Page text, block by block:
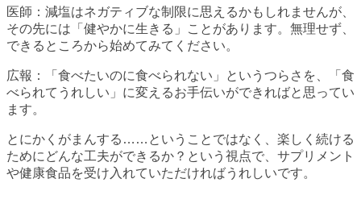
医師：減塩はネガティブな制限に思えるかもしれませんが、
その先には「健やかに生きる」ことがあります。無理せず、
できるところから始めてみてください。
広報：「食べたいのに食べられない」というつらさを、「食
べられてうれしい」に変えるお手伝いができればと思ってい
ます。
とにかくがまんする……ということではなく、楽しく続ける
ためにどんな工夫ができるか？という視点で、サプリメント
や健康食品を受け入れていただければうれしいです。